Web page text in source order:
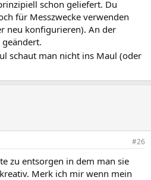
schon geliefert. Du
für Messzwecke verwenden
neu konfigurieren). An der
schaut man nicht ins Maul (oder
#26
zu entsorgen in dem man sie
Merk ich mir wenn mein